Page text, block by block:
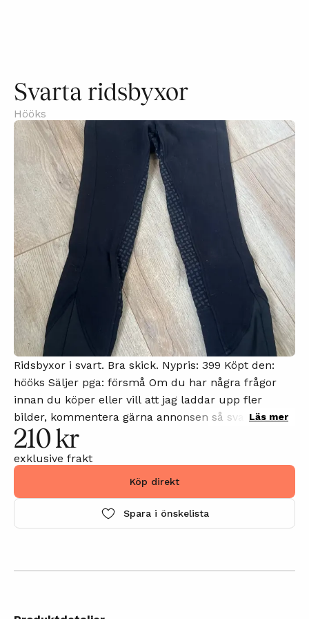
Svarta ridsbyxor
Hööks
Ridsbyxor i svart. Bra skick. Nypris: 399 Köpt den:
hööks Säljer pga: försmå Om du har några frågor
innan du köper eller vill att jag laddar upp fler
bilder, kommentera gärna annonsen så svarar jag på
din kommentar så snart som möjligt. (Tvättas innan
jag skickar)
Läs mer
210 kr
exklusive frakt
Köp direkt
Spara i önskelista